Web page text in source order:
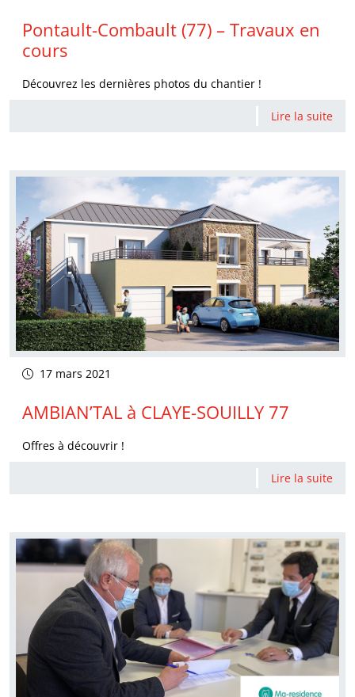
Pontault-Combault (77) – Travaux en
cours
Découvrez les dernières photos du chantier !
Lire la suite
17 mars 2021
AMBIAN’TAL à CLAYE-SOUILLY 77
Offres à découvrir !
Lire la suite